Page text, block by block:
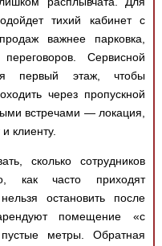
тихий кабинет с
важнее парковка,
Сервисной
первый этаж, чтобы
через пропускной
встречами — локация,
клиенту.
сколько сотрудников
как часто приходят
остановить после
помещение «с
метры. Обратная